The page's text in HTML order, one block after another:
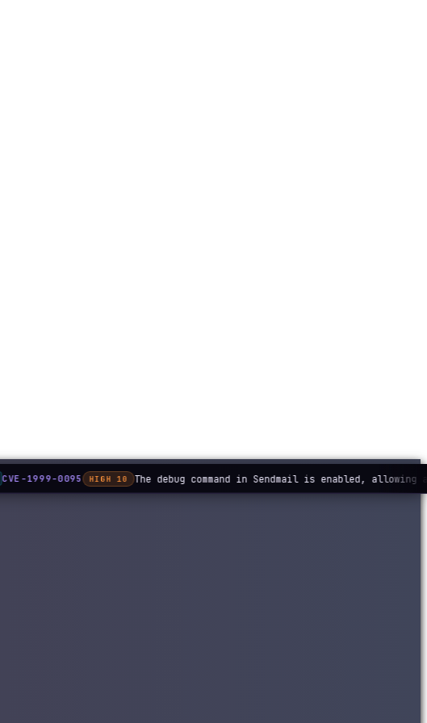
CVE-1999-0095 HIGH 10 The debug command in Sendmail is enabled, allowing